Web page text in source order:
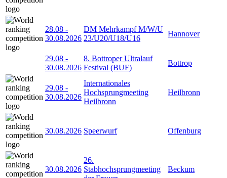
28.08 -
30.08.2026
DM Mehrkampf M/W/U
23/U20/U18/U16
Hannover
29.08 -
30.08.2026
8. Bottroper Ultralauf
Festival (BUF)
Bottrop
29.08 -
30.08.2026
Internationales
Hochsprungmeeting
Heilbronn
Heilbronn
30.08.2026 Speerwurf Offenburg
30.08.2026
26.
Stabhochsprungmeeting
Beckum